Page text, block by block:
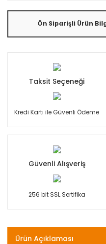
Ön Siparişli Ürün
Taksit Seçeneği
Kredi Kartı ile Güvenli Ödeme
Güvenli Alışveriş
256 bit SSL Sertifika
Ürün Açıklaması